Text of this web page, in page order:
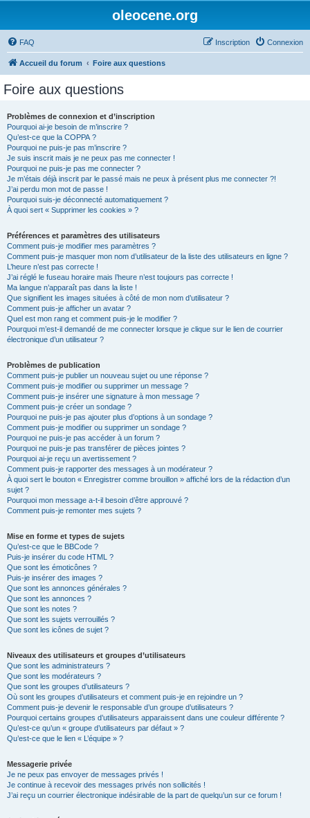
oleocene.org
FAQ Connexion
Inscription
Accueil du forum Foire aux questions
Foire aux questions
Problèmes de connexion et d’inscription
Pourquoi ai-je besoin de m’inscrire ?
Qu’est-ce que la COPPA ?
Pourquoi ne puis-je pas m’inscrire ?
Je suis inscrit mais je ne peux pas me connecter !
Pourquoi ne puis-je pas me connecter ?
Je m’étais déjà inscrit par le passé mais ne peux à présent plus me connecter ?!
J’ai perdu mon mot de passe !
Pourquoi suis-je déconnecté automatiquement ?
À quoi sert « Supprimer les cookies » ?
Préférences et paramètres des utilisateurs
Comment puis-je modifier mes paramètres ?
Comment puis-je masquer mon nom d’utilisateur de la liste des utilisateurs en ligne ?
L’heure n’est pas correcte !
J’ai réglé le fuseau horaire mais l’heure n’est toujours pas correcte !
Ma langue n’apparaît pas dans la liste !
Que signifient les images situées à côté de mon nom d’utilisateur ?
Comment puis-je afficher un avatar ?
Quel est mon rang et comment puis-je le modifier ?
Pourquoi m’est-il demandé de me connecter lorsque je clique sur le lien de courrier
électronique d’un utilisateur ?
Problèmes de publication
Comment puis-je publier un nouveau sujet ou une réponse ?
Comment puis-je modifier ou supprimer un message ?
Comment puis-je insérer une signature à mon message ?
Comment puis-je créer un sondage ?
Pourquoi ne puis-je pas ajouter plus d’options à un sondage ?
Comment puis-je modifier ou supprimer un sondage ?
Pourquoi ne puis-je pas accéder à un forum ?
Pourquoi ne puis-je pas transférer de pièces jointes ?
Pourquoi ai-je reçu un avertissement ?
Comment puis-je rapporter des messages à un modérateur ?
À quoi sert le bouton « Enregistrer comme brouillon » affiché lors de la rédaction d’un
sujet ?
Pourquoi mon message a-t-il besoin d’être approuvé ?
Comment puis-je remonter mes sujets ?
Mise en forme et types de sujets
Qu’est-ce que le BBCode ?
Puis-je insérer du code HTML ?
Que sont les émoticônes ?
Puis-je insérer des images ?
Que sont les annonces générales ?
Que sont les annonces ?
Que sont les notes ?
Que sont les sujets verrouillés ?
Que sont les icônes de sujet ?
Niveaux des utilisateurs et groupes d’utilisateurs
Que sont les administrateurs ?
Que sont les modérateurs ?
Que sont les groupes d’utilisateurs ?
Où sont les groupes d’utilisateurs et comment puis-je en rejoindre un ?
Comment puis-je devenir le responsable d’un groupe d’utilisateurs ?
Pourquoi certains groupes d’utilisateurs apparaissent dans une couleur différente ?
Qu’est-ce qu’un « groupe d’utilisateurs par défaut » ?
Qu’est-ce que le lien « L’équipe » ?
Messagerie privée
Je ne peux pas envoyer de messages privés !
Je continue à recevoir des messages privés non sollicités !
J’ai reçu un courrier électronique indésirable de la part de quelqu’un sur ce forum !